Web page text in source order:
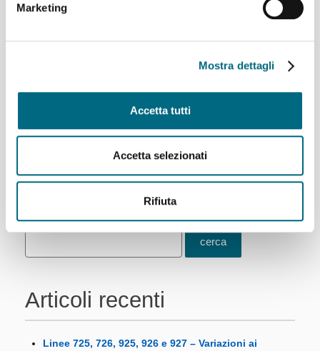
Marketing
Mostra dettagli
Accetta tutti
Accetta selezionati
Rifiuta
dicembre, AMT ha previsto una serie
agevolare i cittadini che vorranno
Venerdì 29 e sabato 30...
Articoli recenti
Linee 725, 726, 925, 926 e 927 – Variazioni ai